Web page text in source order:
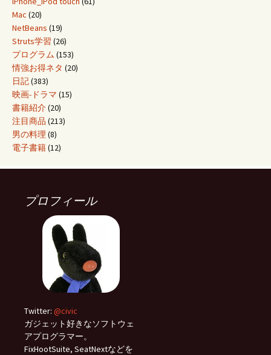
Mac (20)
NetBeans (19)
Struts学習 (26)
プログラム (153)
情強お得ネタ (20)
日記(383)
映画-ドラマ (15)
書籍紹介(20)
注目商品 (213)
男の料理 (8)
電子書籍(12)
プロフィール
Twitter: @civic
ガジェット好きなソフトウェ
アプログラマー。
FixHootSuite, SeatNextなどを